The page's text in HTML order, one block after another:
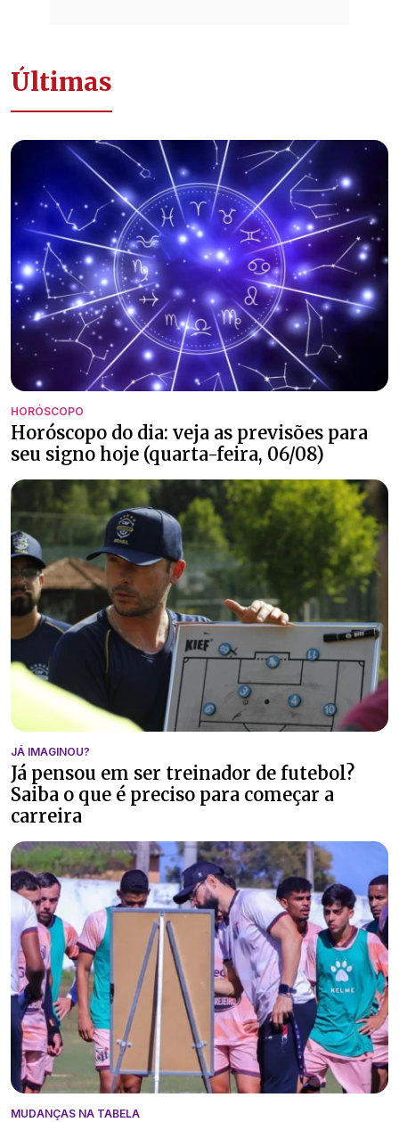
Últimas
HORÓSCOPO
Horóscopo do dia: veja as previsões para
seu signo hoje (quarta-feira, 06/08)
JÁ IMAGINOU?
Já pensou em ser treinador de futebol?
Saiba o que é preciso para começar a
carreira
MUDANÇAS NA TABELA